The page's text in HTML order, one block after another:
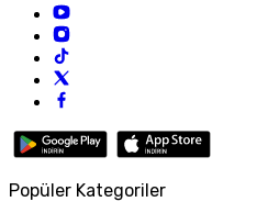
Popüler Kategoriler